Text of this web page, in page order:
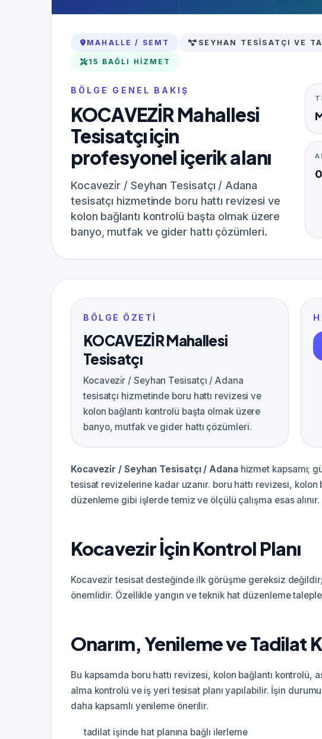
MAHALLE / SEMT SEYHAN TESISATÇI VE
15 BAĞLI HIZMET
BÖLGE GENEL BAKIŞ
KOCAVEZİR Mahallesi
Tesisatçı için
profesyonel içerik alanı
Kocavezi̇r / Seyhan Tesisatçı / Adana
tesisatçı hizmetinde boru hattı revizesi ve
kolon bağlantı kontrolü başta olmak üzere
banyo, mutfak ve gider hattı çözümleri.
0
BÖLGE ÖZETI
KOCAVEZİR Mahallesi
Tesisatçı
Kocavezi̇r / Seyhan Tesisatçı / Adana
tesisatçı hizmetinde boru hattı revizesi ve
kolon bağlantı kontrolü başta olmak üzere
banyo, mutfak ve gider hattı çözümleri.
Kocavezi̇r / Seyhan Tesisatçı / Adanahizmet kapsamı;
tesisat revizelerine kadar uzanır. boru hattı revizesi, kolon
düzenleme gibi işlerde temiz ve ölçülü çalışma esas alınır.
Kocavezi̇r İçin Kontrol Planı
Kocavezi̇r tesisat desteğinde ilk görüşme gereksiz
önemlidir. Özellikle yangın ve teknik hat düzenleme
Onarım, Yenileme ve Tadilat
Bu kapsamda boru hattı revizesi, kolon bağlantı kontrolü,
alma kontrolü ve iş yeri tesisat planı yapılabilir. İşin
daha kapsamlı yenileme önerilir.
tadilat işinde hat planına bağlı ilerleme